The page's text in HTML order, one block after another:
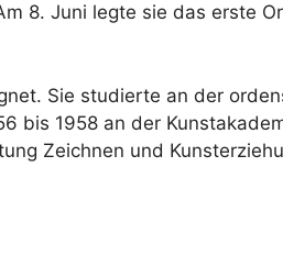
8. Juni legte sie das erste
Sie studierte an der
bis 1958 an der
Zeichnen und